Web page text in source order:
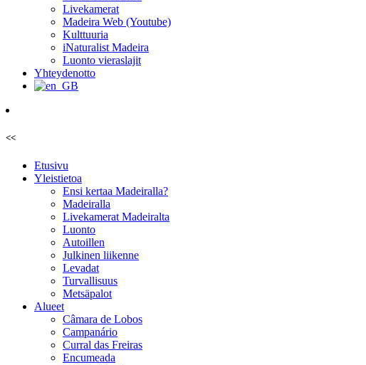
Livekamerat
Madeira Web (Youtube)
Kulttuuria
iNaturalist Madeira
Luonto vieraslajit
Yhteydenotto
<<
Etusivu
Yleistietoa
Ensi kertaa Madeiralla?
Madeiralla
Livekamerat Madeiralta
Luonto
Autoillen
Julkinen liikenne
Levadat
Turvallisuus
Metsäpalot
Alueet
Câmara de Lobos
Campanário
Curral das Freiras
Encumeada